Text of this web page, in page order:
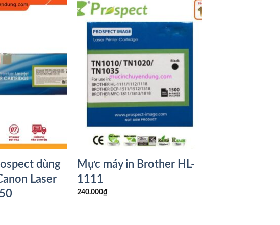
dùng
Laser
Mực máy in Brother HL-
1111
240.000₫